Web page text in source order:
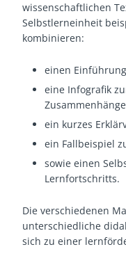
wissenschaftlichen
Selbstlerneinheit
kombinieren:
einen
eine Infografik
ein kurzes
ein Fallbeispiel
sowie einen
Lernfortschritts.
Die verschiedenen
unterschiedliche
sich zu einer